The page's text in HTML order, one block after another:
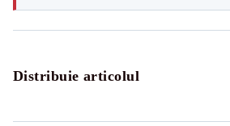
Distribuie articolul